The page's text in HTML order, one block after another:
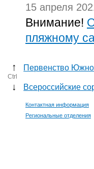
15 апреля
Внимание!
пляжному
↑ Первенство
Ctrl
↓ Всероссийские
Контактная информация
Региональные отделения